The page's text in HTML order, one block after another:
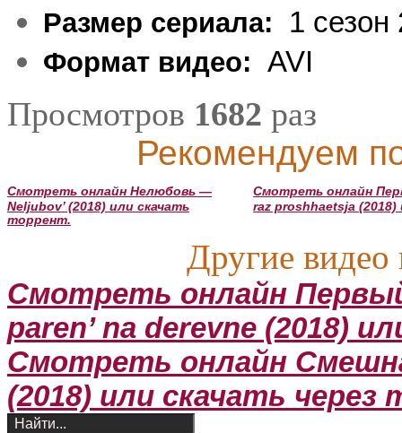
Размер сериала:
1
Формат видео: AVI
Просмотров 1682 раз
Рекомендуем
Смотреть онлайн Нелюбовь —
Neljubov’ (2018) или скачать
торрент.
Смотреть онлайн
raz proshhaetsja
Другие видео
Смотреть онлайн
paren’ na derevne (2018)
Смотреть онлайн
(2018) или скачать через